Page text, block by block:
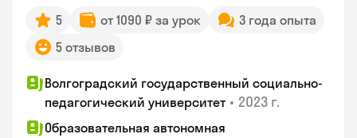
5 от 1090 ₽ за урок
3 года опыта
5 отзывов
Волгоградский государственный социально-
педагогический университет • 2023 г.
Образовательная автономная